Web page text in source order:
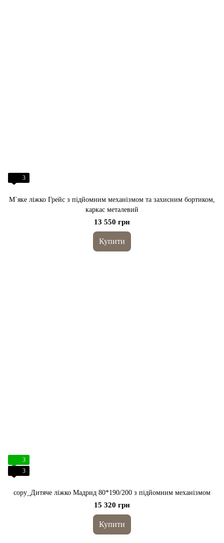
3
М`яке ліжко Грейс з підйомним механізмом та захисним бортиком,
каркас металевий
13 550 грн
Купити
3
3
copy_Дитяче ліжко Мадрид 80*190/200 з підйомним механізмом
15 320 грн
Купити